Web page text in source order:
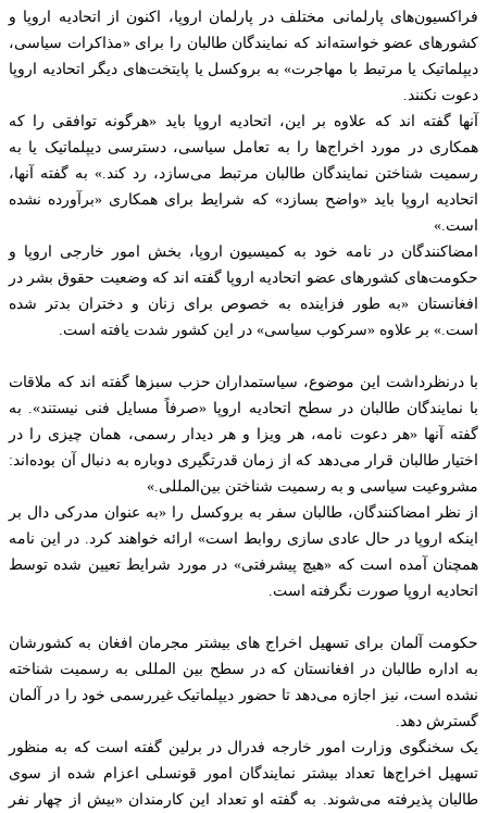
فراکسیون‌های پارلمانی مختلف در پارلمان اروپا، اکنون از اتحادیه اروپا و
کشورهای عضو خواسته‌اند که نمایندگان طالبان را برای «مذاکرات سیاسی،
دیپلماتیک یا مرتبط با مهاجرت» به بروکسل یا پایتخت‌های دیگر اتحادیه اروپا
دعوت نکنند.
آنها گفته اند که علاوه بر این، اتحادیه اروپا باید «هرگونه توافقی را که
همکاری در مورد اخراج‌ها را به تعامل سیاسی، دسترسی دیپلماتیک یا به
رسمیت شناختن نمایندگان طالبان مرتبط می‌سازد، رد کند.» به گفته آنها،
اتحادیه اروپا باید «واضح بسازد» که شرایط برای همکاری «برآورده نشده
است.»
امضاکنندگان در نامه خود به کمیسیون اروپا، بخش امور خارجی اروپا و
حکومت‌های کشورهای عضو اتحادیه اروپا گفته اند که وضعیت حقوق بشر در
افغانستان «به طور فزاینده به خصوص برای زنان و دختران بدتر شده
است.» بر علاوه «سرکوب سیاسی» در این کشور شدت یافته است.
با درنظرداشت این موضوع، سیاستمداران حزب سبزها گفته اند که ملاقات
با نمایندگان طالبان در سطح اتحادیه اروپا «صرفاً مسایل فنی نیستند». به
گفته آنها «هر دعوت نامه، هر ویزا و هر دیدار رسمی، همان چیزی را در
اختیار طالبان قرار می‌دهد که از زمان قدرتگیری دوباره به دنبال آن بوده‌اند:
مشروعیت سیاسی و به رسمیت شناختن بین‌المللی.»
از نظر امضاکنندگان، طالبان سفر به بروکسل را «به عنوان مدرکی دال بر
اینکه اروپا در حال عادی سازی روابط است» ارائه خواهند کرد. در این نامه
همچنان آمده است که «هیچ پیشرفتی» در مورد شرایط تعیین شده توسط
اتحادیه اروپا صورت نگرفته است.
حکومت آلمان برای تسهیل اخراج های بیشتر مجرمان افغان به کشورشان
به اداره طالبان در افغانستان که در سطح بین المللی به رسمیت شناخته
نشده است، نیز اجازه می‌دهد تا حضور دیپلماتیک غیررسمی خود را در آلمان
گسترش دهد.
یک سخنگوی وزارت امور خارجه فدرال در برلین گفته است که به منظور
تسهیل اخراج‌ها تعداد بیشتر نمایندگان امور قونسلی اعزام شده از سوی
طالبان پذیرفته می‌شوند. به گفته او تعداد این کارمندان «بیش از چهار نفر